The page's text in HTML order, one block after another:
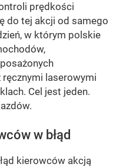
prędkości
do tej akcji od samego
w którym polskie
laserowymi
Cel jest jeden.
w błąd
kierowców akcją